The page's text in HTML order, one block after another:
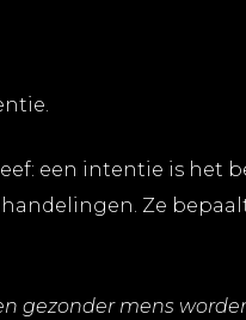
een intentie is het
Ze
gezonder mens